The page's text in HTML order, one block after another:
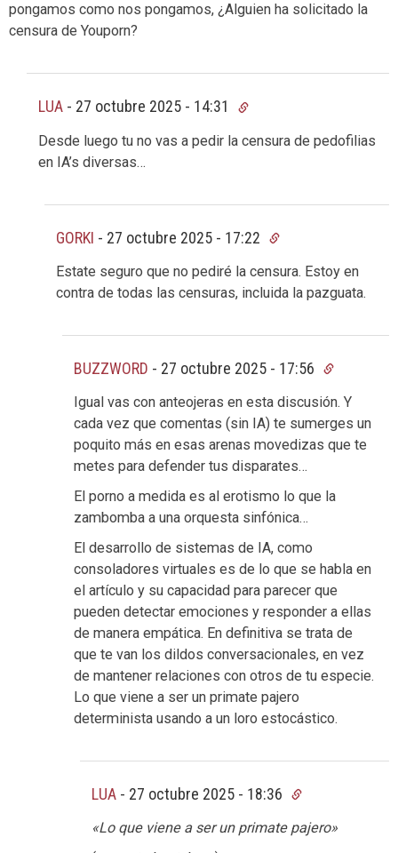
pongamos como nos pongamos, ¿Alguien ha solicitado la
censura de Youporn?
LUA - 27 octubre 2025 - 14:31
Desde luego tu no vas a pedir la censura de pedofilias
en IA’s diversas…
GORKI - 27 octubre 2025 - 17:22
Estate seguro que no pediré la censura. Estoy en
contra de todas las censuras, incluida la pazguata.
BUZZWORD - 27 octubre 2025 - 17:56
Igual vas con anteojeras en esta discusión. Y
cada vez que comentas (sin IA) te sumerges un
poquito más en esas arenas movedizas que te
metes para defender tus disparates…
El porno a medida es al erotismo lo que la
zambomba a una orquesta sinfónica…
El desarrollo de sistemas de IA, como
consoladores virtuales es de lo que se habla en
el artículo y su capacidad para parecer que
pueden detectar emociones y responder a ellas
de manera empática. En definitiva se trata de
que te van los dildos conversacionales, en vez
de mantener relaciones con otros de tu especie.
Lo que viene a ser un primate pajero
determinista usando a un loro estocástico.
LUA - 27 octubre 2025 - 18:36
«Lo que viene a ser un primate pajero»